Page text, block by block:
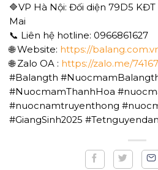
🔷VP Hà Nội: Đối diện 79D5
Mai
📞 Liên hệ hotline: 0966861627
🌐 Website: https://
🌐 Zalo OA : https://zalo.me/
#Balangth
#NuocmamThanhHoa
#nuocnamtruyenthong
#GiangSinh2025 #Tetnguyendan